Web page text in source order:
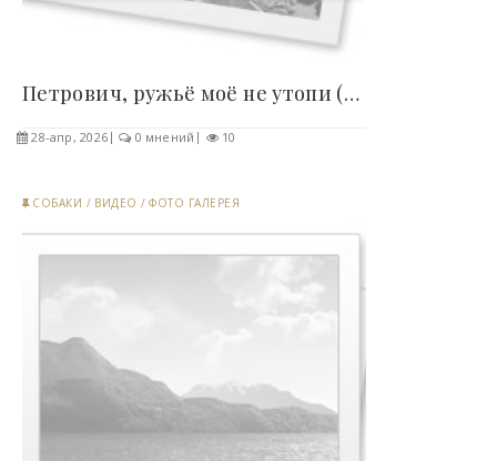
Петрович, ружьё моё не утопи (видео) - «Хорошее..
28-апр, 2026 0 мнений 10
СОБАКИ / ВИДЕО /ФОТО ГАЛЕРЕЯ